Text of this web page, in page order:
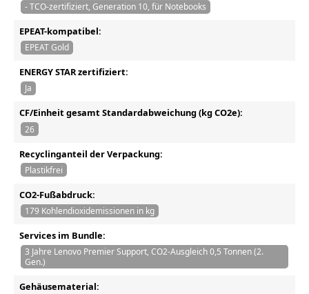
- TCO-zertifiziert, Generation 10, für Notebooks
EPEAT-kompatibel:
EPEAT Gold
ENERGY STAR zertifiziert:
Ja
CF/Einheit gesamt Standardabweichung (kg CO2e):
26
Recyclinganteil der Verpackung:
Plastikfrei
CO2-Fußabdruck:
179 Kohlendioxidemissionen in kg
Services im Bundle:
3 Jahre Lenovo Premier Support, CO2-Ausgleich 0,5 Tonnen (2.
Gen.)
Gehäusematerial: